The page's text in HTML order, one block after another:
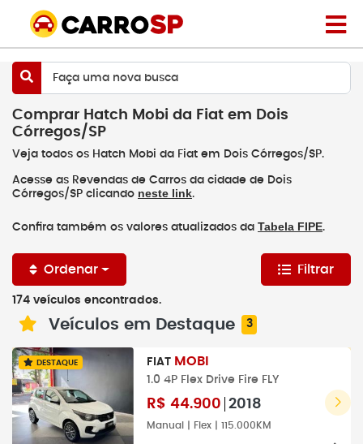
Faça uma nova busca
Comprar Hatch Mobi da Fiat em Dois
Córregos/SP
Veja todos os Hatch Mobi da Fiat em Dois Córregos/SP.
Acesse as Revendas de Carros da cidade de Dois
Córregos/SP clicando neste link.
Confira também os valores atualizados da Tabela FIPE.
Ordenar Filtrar
174 veículos encontrados.
Veículos em Destaque 3
DESTAQUE FIAT MOBI
1.0 4P Flex Drive Fire FLY
R$ 44.900 2018
Manual | Flex | 115.000KM